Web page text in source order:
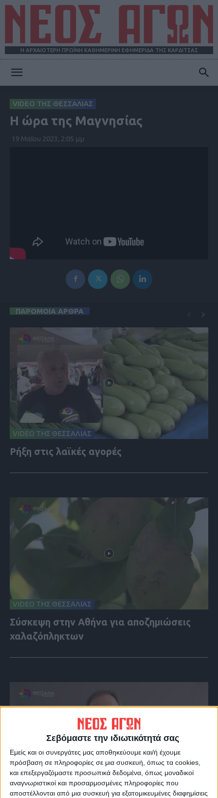
Σεβόμαστε την ιδιωτικότητά σας
Εμείς και οι συνεργάτες μας αποθηκεύουμε και/ή έχουμε
πρόσβαση σε πληροφορίες σε μια συσκευή, όπως τα cookies,
και επεξεργαζόμαστε προσωπικά δεδομένα, όπως μοναδικοί
αναγνωριστικοί και προσαρμοσμένες πληροφορίες που
αποστέλλονται από μια συσκευή για εξατομικευμένες διαφημίσεις
Η ΑΡΧΑΙΟΤΕΡΗ ΠΡΩΪΝΗ ΚΑΘΗΜΕΡΙΝΗ ΕΦΗΜΕΡΙΔΑ ΤΗΣ ΚΑΡΔΙΤΣΑΣ
ΑΓΩΝ
VIDEO ΤΗΣ ΘΕΣΣΑΛΙΑΣ
Η ώρα της Μαγνησίας
19 Μαΐου 2023, 2:05 μμ
ΠΑΡΟΜΟΙΑ ΑΡΘΡΑ
VIDEO ΤΗΣ ΘΕΣΣΑΛΙΑΣ
Ρήξη στις λαϊκές αγορές
VIDEO ΤΗΣ ΘΕΣΣΑΛΙΑΣ
Σύσκεψη στην Αθήνα για αποζημιώσεις
χαλαζόπληκτων
VIDEO ΤΗΣ ΘΕΣΣΑΛΙΑΣ